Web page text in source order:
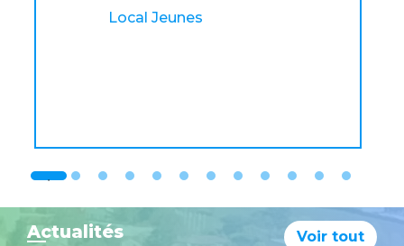
Local Jeunes
Actualités Voir tout